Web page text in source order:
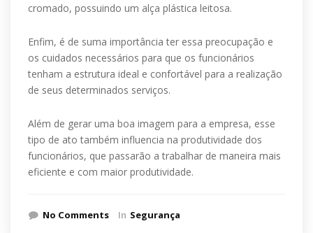
cromado, possuindo um alça plástica leitosa.
Enfim, é de suma importância ter essa preocupação e
os cuidados necessários para que os funcionários
tenham a estrutura ideal e confortável para a realização
de seus determinados serviços.
Além de gerar uma boa imagem para a empresa, esse
tipo de ato também influencia na produtividade dos
funcionários, que passarão a trabalhar de maneira mais
eficiente e com maior produtividade.
No Comments In Segurança